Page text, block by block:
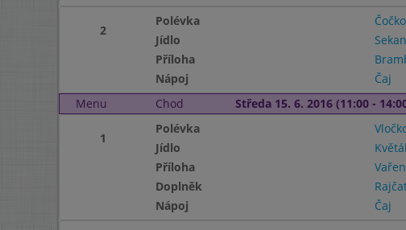
2
Polévka
Jídlo
Příloha
Nápoj
Čaj
Menu
Chod Středa 15. 6. 2016 (11:00 -
1
Polévka
Jídlo
Příloha
Doplněk
Nápoj
Čaj